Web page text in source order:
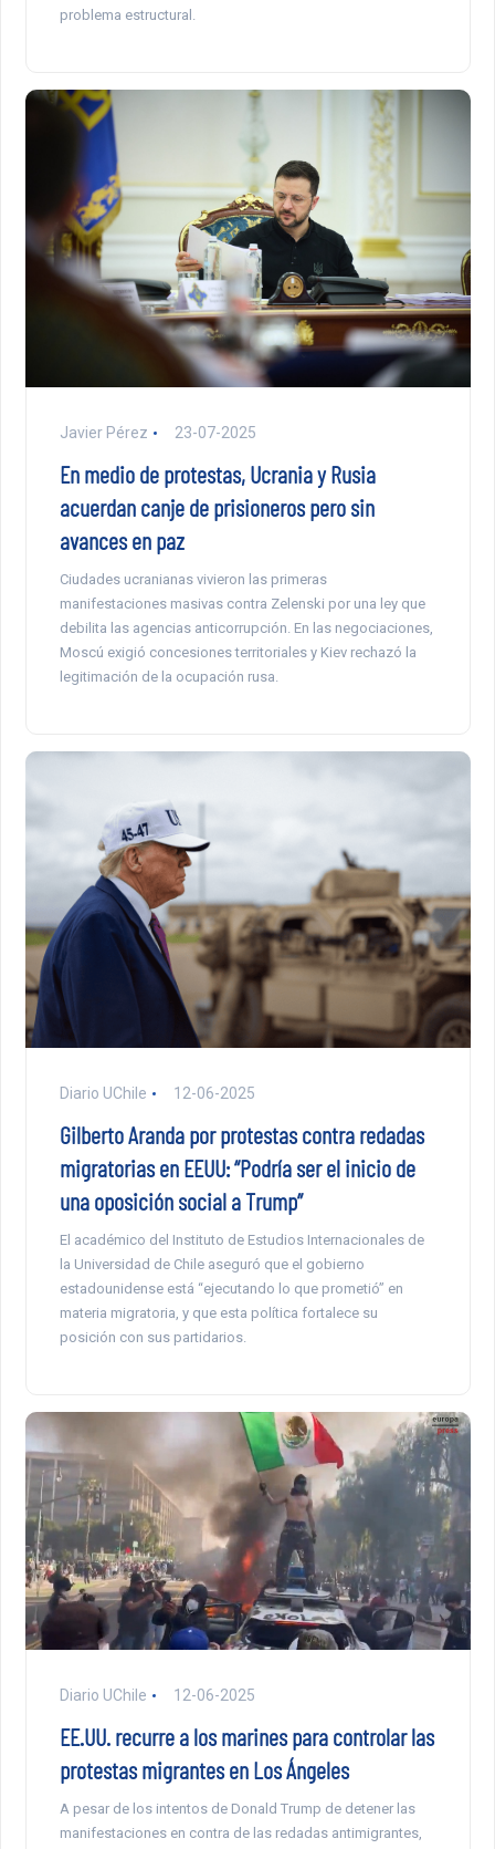
problema estructural.
Javier Pérez 23-07-2025
En medio de protestas, Ucrania y Rusia
acuerdan canje de prisioneros pero sin
avances en paz
Ciudades ucranianas vivieron las primeras
manifestaciones masivas contra Zelenski por una ley que
debilita las agencias anticorrupción. En las negociaciones,
Moscú exigió concesiones territoriales y Kiev rechazó la
legitimación de la ocupación rusa.
Diario UChile 12-06-2025
Gilberto Aranda por protestas contra redadas
migratorias en EEUU: “Podría ser el inicio de
una oposición social a Trump”
El académico del Instituto de Estudios Internacionales de
la Universidad de Chile aseguró que el gobierno
estadounidense está “ejecutando lo que prometió” en
materia migratoria, y que esta política fortalece su
posición con sus partidarios.
Diario UChile 12-06-2025
EE.UU. recurre a los marines para controlar las
protestas migrantes en Los Ángeles
A pesar de los intentos de Donald Trump de detener las
manifestaciones en contra de las redadas antimigrantes,